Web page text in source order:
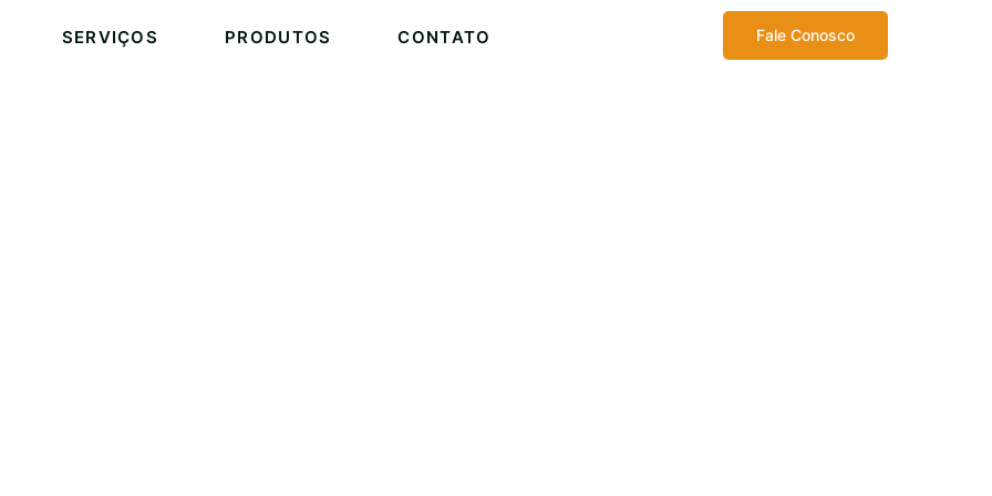
SERVIÇOS PRODUTOS CONTATO Fale Conosco